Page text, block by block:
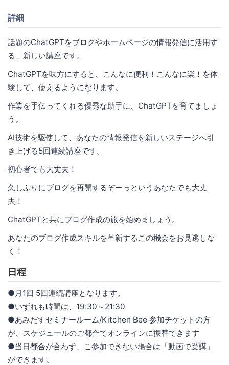
詳細
話題のChatGPTをブログやホームページの情報発信に活用す
る、新しい講座です。
ChatGPTを味方にすると、こんなに便利！こんなに楽！を体
験して、使えるようになります。
作業を手伝ってくれる優秀な助手に、ChatGPTを育てましょ
う。
AI技術を駆使して、あなたの情報発信を新しいステージへ引
き上げる5回連続講座です。
初心者でも大丈夫！
久しぶりにブログを再開するぞーっというあなたでも大丈
夫！
ChatGPTと共にブログ作成の旅を始めましょう。
あなたのブログ作成スキルを革新するこの機会をお見逃しな
く！
日程
●月1回 5回連続講座となります。
●いずれも時間は、19:30～21:30
●あみだすセミナールーム/Kitchen Bee 参加チケットの方
が、スケジュールのご都合でオンラインに振替できます
●当日都合が合わず、ご参加できない場合は「動画で受講」
ができます。